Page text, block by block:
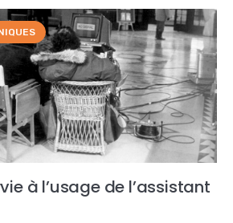
à l’usage de l’assistant